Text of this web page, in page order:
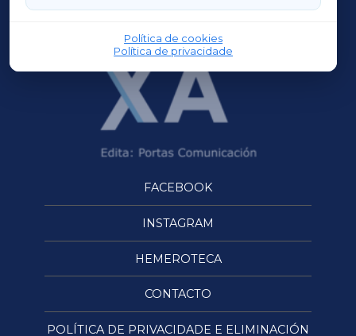
Política de cookies
Política de privacidade
OURENSEXA
FACEBOOK
INSTAGRAM
HEMEROTECA
CONTACTO
POLÍTICA DE PRIVACIDADE E ELIMINACIÓN